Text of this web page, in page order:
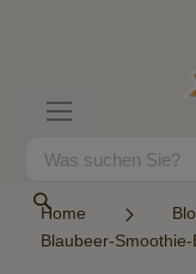
Suche
Home
Blaubeer-Smoothie-